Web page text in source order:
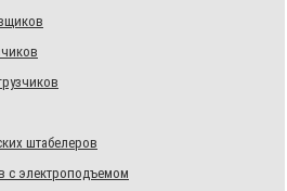
штабелеров
с электроподъемом